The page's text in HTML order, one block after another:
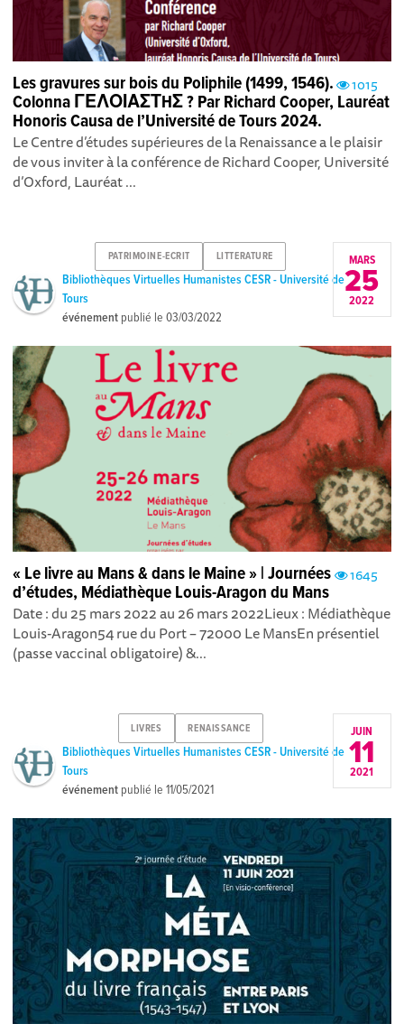
1015
Les gravures sur bois du Poliphile (1499, 1546).
Colonna ΓΕΛΟΙΑΣΤHΣ ? Par Richard Cooper, Lauréat
Honoris Causa de l’Université de Tours 2024.
Le Centre d’études supérieures de la Renaissance a le plaisir
de vous inviter à la conférence de Richard Cooper, Université
d’Oxford, Lauréat ...
PATRIMOINE-ECRIT LITTERATURE
Bibliothèques Virtuelles Humanistes CESR - Université de
Tours
événement publié le03/03/2022
MARS
25
2022
1645
« Le livre au Mans & dans le Maine » | Journées
d’études, Médiathèque Louis-Aragon du Mans
Date : du 25 mars 2022 au 26 mars 2022Lieux : Médiathèque
Louis-Aragon54 rue du Port – 72000 Le MansEn présentiel
(passe vaccinal obligatoire) &...
LIVRES RENAISSANCE
Bibliothèques Virtuelles Humanistes CESR - Université de
Tours
événement publié le11/05/2021
JUIN
11
2021